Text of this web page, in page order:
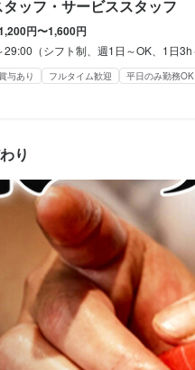
ッフ・サービススタッフ
円〜1,600円
29:00（シフト制、週1日～OK、1日3h
与あり フルタイム歓迎 平日のみ勤務OK
り
ランクOK オープニングスタッフ募集
場の業務を一通り経験していた
な接客組数は10～20組程度です
もスタッフ同士で連携しなが
の方でも安心して働けます。
補として段階的に業務を覚え
ルや定期的な研修を通じて着
できるので、未経験の方も安
学歴不問 未経験者歓迎 独立希望者歓迎
大学生歓迎 高校生歓迎 主婦・主夫歓迎
タッフとして、主にお客様へ
客様へタイミングよくお食事や
いただきます。笑顔での接客
ブル数は13卓以上となります
して業務を進めます。忙しい
ため、初めての方でも安心し